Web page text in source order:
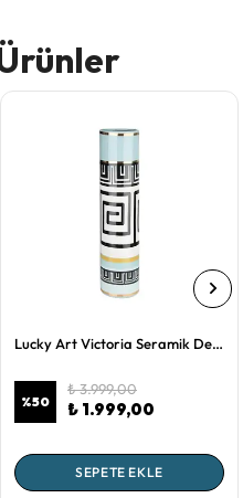
Lucky Art Victoria Seramik Desenli Renkli Vazo 44 cm
%50
₺ 3.999,00
₺ 1.999,00
SEPETE EKLE